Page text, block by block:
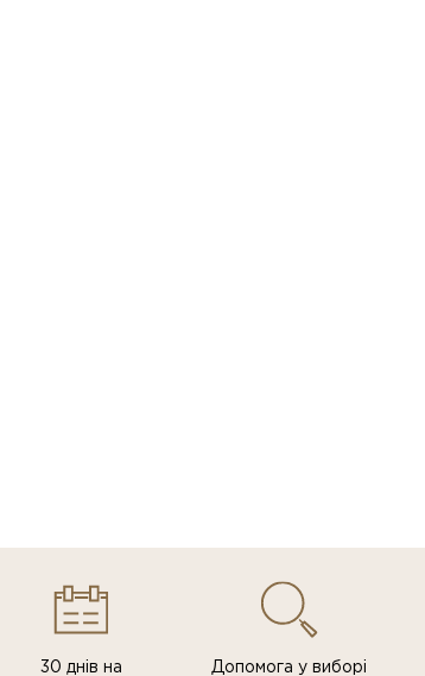
30 днів на
Допомога у виборі